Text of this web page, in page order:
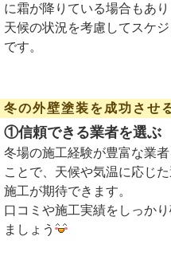
に霜が降りている場合もあり
天候の状況を考慮してスケ
です。
冬の外壁塗装を成功させ
①信頼できる業者を選ぶ
冬場の施工経験が豊富な業
ことで、天候や気温に応じ
施工が期待できます。
口コミや施工実績をしっか
ましょう